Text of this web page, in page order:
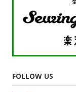
FOLLOW US